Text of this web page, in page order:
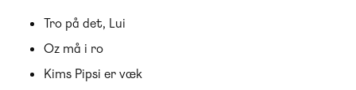
Tro på det, Lui
Oz må i ro
Kims Pipsi er væk